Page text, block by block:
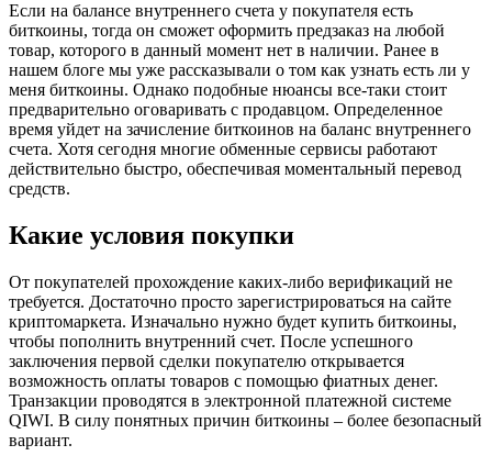
Если на балансе внутреннего счета у покупателя есть
биткоины, тогда он сможет оформить предзаказ на любой
товар, которого в данный момент нет в наличии. Ранее в
нашем блоге мы уже рассказывали о том как узнать есть ли у
меня биткоины. Однако подобные нюансы все-таки стоит
предварительно оговаривать с продавцом. Определенное
время уйдет на зачисление биткоинов на баланс внутреннего
счета. Хотя сегодня многие обменные сервисы работают
действительно быстро, обеспечивая моментальный перевод
средств.
Какие условия покупки
От покупателей прохождение каких-либо верификаций не
требуется. Достаточно просто зарегистрироваться на сайте
криптомаркета. Изначально нужно будет купить биткоины,
чтобы пополнить внутренний счет. После успешного
заключения первой сделки покупателю открывается
возможность оплаты товаров с помощью фиатных денег.
Транзакции проводятся в электронной платежной системе
QIWI. В силу понятных причин биткоины – более безопасный
вариант.